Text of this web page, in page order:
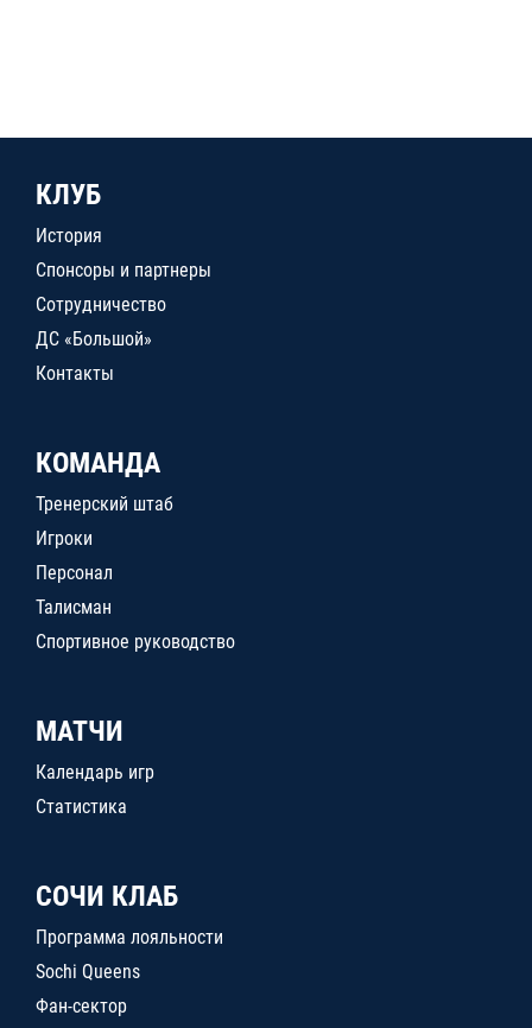
КЛУБ
История
Спонсоры и партнеры
Сотрудничество
ДС «Большой»
Контакты
КОМАНДА
Тренерский штаб
Игроки
Персонал
Талисман
Спортивное руководство
МАТЧИ
Календарь игр
Статистика
СОЧИ КЛАБ
Программа лояльности
Sochi Queens
Фан-сектор